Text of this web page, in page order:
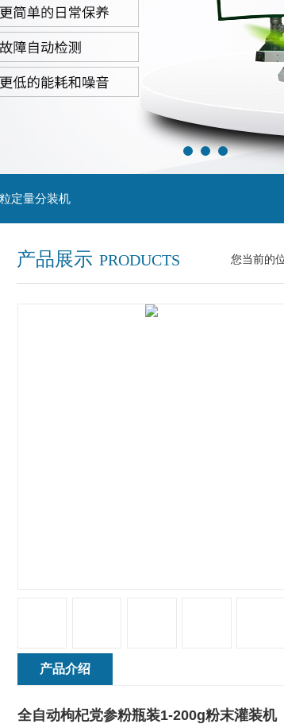
定量分装机
产品展示 PRODUCTS 您当前的
产品介绍
全自动枸杞党参粉瓶装1-200g粉末灌装机